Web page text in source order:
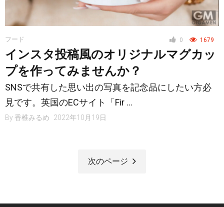
0 1679
フード
インスタ投稿風のオリジナルマグカッ
プを作ってみませんか？
SNSで共有した思い出の写真を記念品にしたい方必
見です。英国のECサイト「Fir …
By 香椎みるめ 2022年10月19日
次のページ